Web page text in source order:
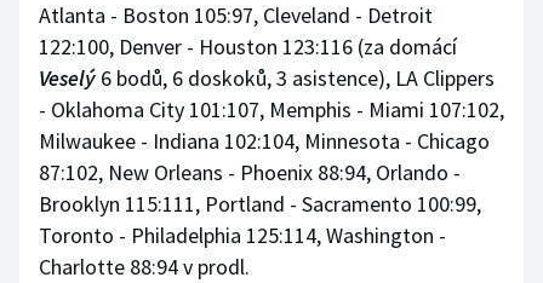
Vodní slalom
Volejbal
Atlanta - Boston 105:97, Cleveland - Detroit
122:100, Denver - Houston 123:116 (za domácí
Veselý 6 bodů, 6 doskoků, 3 asistence), LA Clippers
- Oklahoma City 101:107, Memphis - Miami 107:102,
Milwaukee - Indiana 102:104, Minnesota - Chicago
87:102, New Orleans - Phoenix 88:94, Orlando -
Brooklyn 115:111, Portland - Sacramento 100:99,
Toronto - Philadelphia 125:114, Washington -
Charlotte 88:94 v prodl.